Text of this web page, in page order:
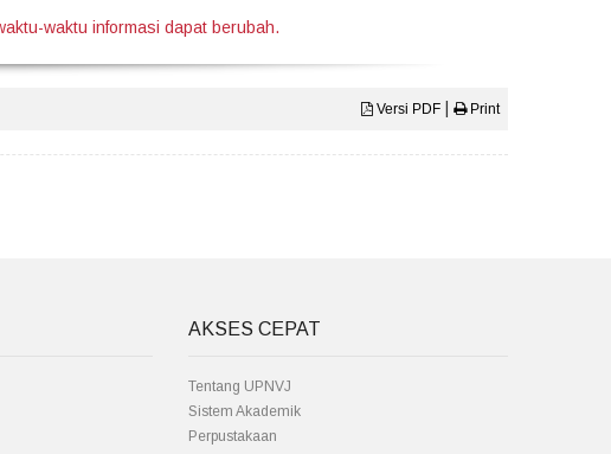
waktu informasi dapat berubah.
Versi PDF Print
AKSES CEPAT
Tentang UPNVJ
Sistem Akademik
Perpustakaan